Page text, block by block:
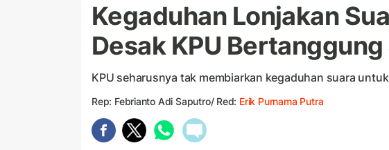
Kegaduhan Lonjakan
Desak KPU
KPU seharusnya tak membiarkan kegaduhan suara
Rep: Febrianto Adi Saputro/ Red: Erik Purnama Putra